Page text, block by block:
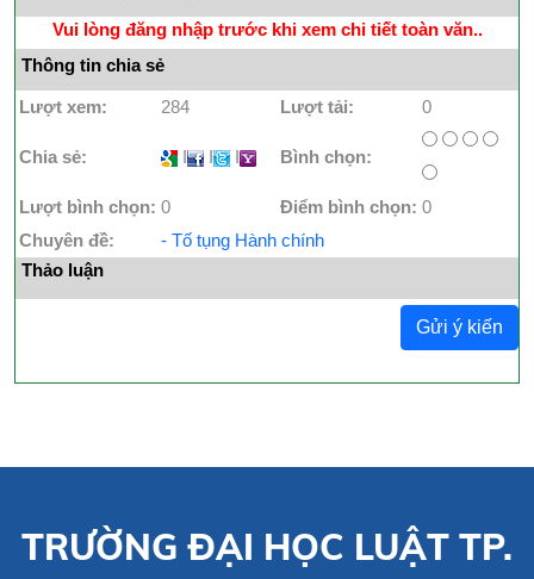
Vui lòng đăng nhập trước khi xem chi tiết toàn văn..
Thông tin chia sẻ
Lượt xem: 284 Lượt tải: 0
Chia sẻ: I I I Bình chọn:
Lượt bình chọn: 0 Điểm bình chọn: 0
Chuyên đề:
- Tố tụng Hành chính
Thảo luận
Gửi ý kiến
TRƯỜNG ĐẠI HỌC LUẬT TP.